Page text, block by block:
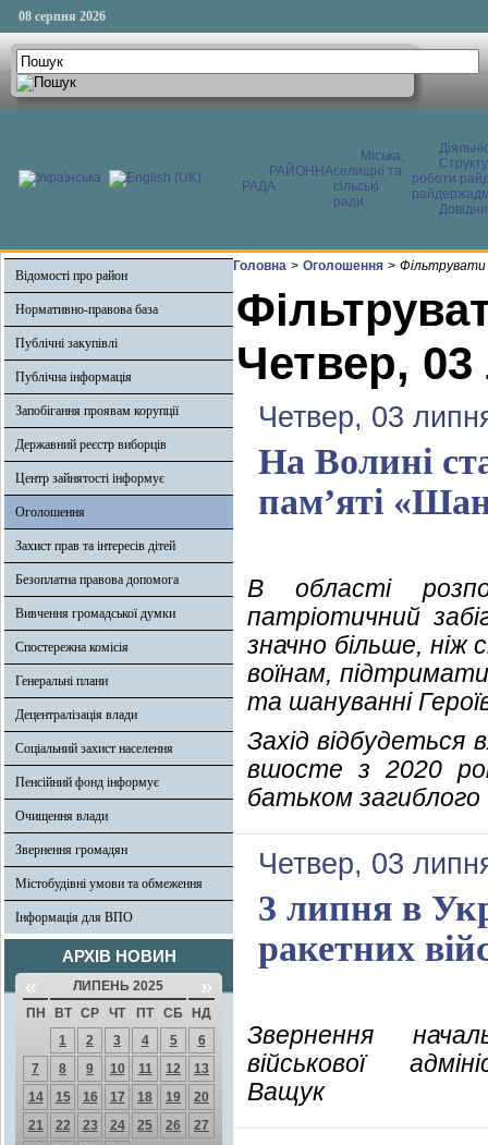
08 серпня 2026
РАЙОННА
РАДА
Міська,
селищні та
сільські
ради
роботи
Відомості про район
Нормативно-правова база
Публічні закупівлі
Публічна інформація
Запобігання проявам корупції
Державний реєстр виборців
Центр зайнятості інформує
Оголошення
Захист прав та інтересів дітей
Безоплатна правова допомога
Вивчення громадської думки
Спостережна комісія
Генеральні плани
Децентралізація влади
Соціальний захист населення
Пенсійний фонд інформує
Очищення влади
Звернення громадян
Містобудівні умови та обмеження
Інформація для ВПО
АРХІВ НОВИН
« ЛИПЕНЬ 2025 »
ПН ВТ СР ЧТ ПТ СБ
НД
1
2 3 4 5
6
7
8 9 10 11 12
13
14
15 16 17 18 19
20
21
22 23 24 25 26
27
Головна > Оголошення >
Четвер,
Четвер, 03
На Волині
пам’яті
В області
патріотичний
значно більше,
воїнам,
та шануванні
Захід відбудеться
вшосте з 2020
батьком загиблого
Четвер, 03
3 липня в
ракетних
Звернення
військової
Ващук